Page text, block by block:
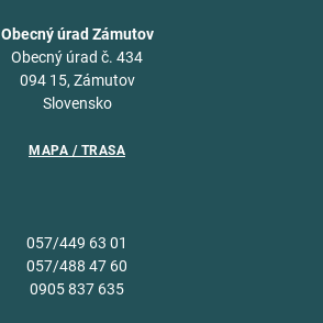
Obecný úrad Zámutov
Obecný úrad č. 434
094 15, Zámutov
Slovensko
MAPA / TRASA
057/449 63 01
057/488 47 60
0905 837 635